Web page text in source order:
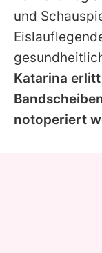
und
Katarina erlitt
notoperiert